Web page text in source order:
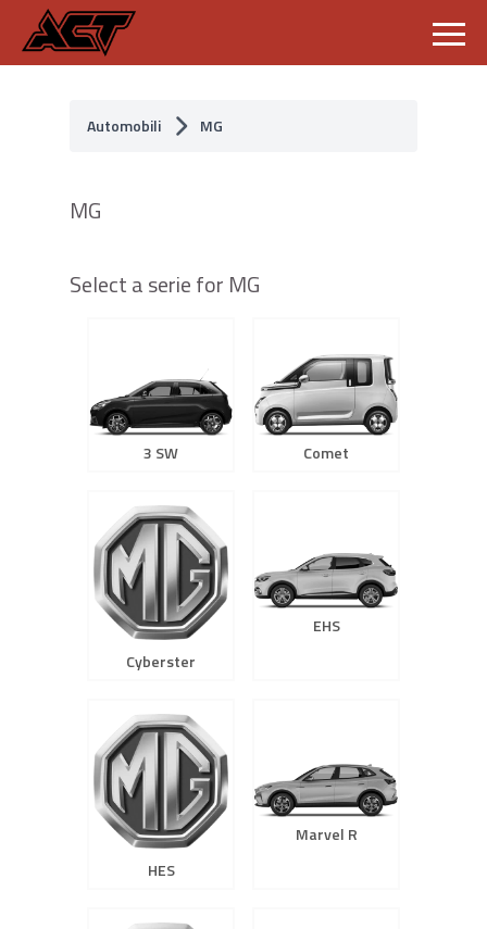
S
Automobili MG
MG
Select a serie for MG
3 SW Comet
Cyberster
EHS
HES
Marvel R